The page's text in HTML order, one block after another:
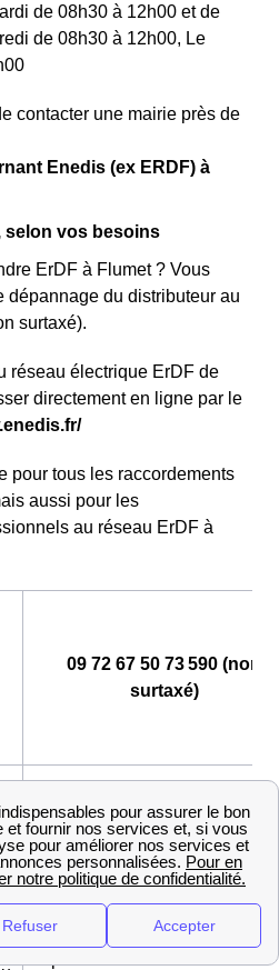
de 08h30 à 12h00 et de
de 08h30 à 12h00, Le
contacter une mairie près de
Enedis (ex ERDF) à
selon vos besoins
ErDF à Flumet ? Vous
dépannage du distributeur au
surtaxé).
réseau électrique ErDF de
directement en ligne par le
pour tous les raccordements
aussi pour les
au réseau ErDF à
09 72 67 50 73 590 (non
surtaxé)
Service Raccordement Rhône-
Alpes :
http://www.enedis.fr/
Service Raccordement Rhône-